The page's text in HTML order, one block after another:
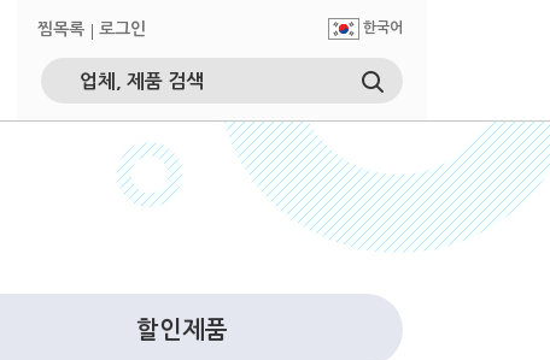
찜목록 로그인 한국어
할인제품